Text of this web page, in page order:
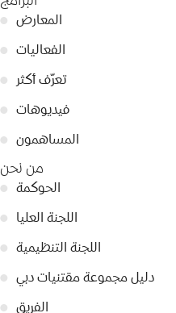
● المعارض
● الفعاليات
●
تعرّف أكثر
● فيديوهات
● المساهمون
من نحن
● الحوكمة
● اللجنة العليا
● اللجنة التنظيمية
● دليل مجموعة مقتنيات دبي
● الفريق